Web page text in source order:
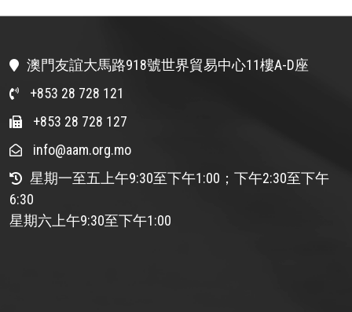
澳門友誼大馬路918號世界貿易中心11樓A-D座
+853 28 728 121
+853 28 728 127
info@aam.org.mo
星期一至五上午9:30至下午1:00；下午2:30至下午
6:30
星期六上午9:30至下午1:00